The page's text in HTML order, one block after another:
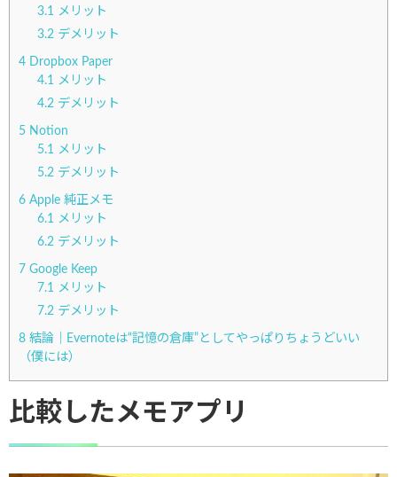
3.1
メリット
3.2 デメリット
4 Dropbox Paper
4.1
メリット
4.2 デメリット
5 Notion
5.1
メリット
5.2 デメリット
6 Apple 純正メモ
6.1
メリット
6.2 デメリット
7 Google Keep
7.1
メリット
7.2 デメリット
8 結論｜Evernoteは“記憶の倉庫”としてやっぱりちょうどいい
（僕には）
比較したメモアプリ